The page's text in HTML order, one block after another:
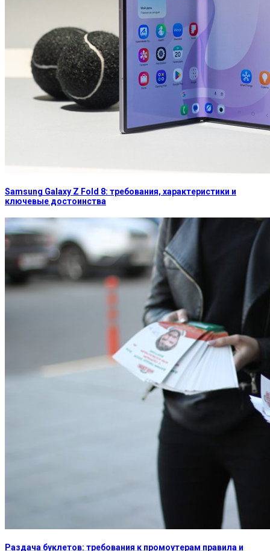
Samsung Galaxy Z Fold 8: требования, характеристики и
ключевые достоинства
Раздача буклетов: требования к промоутерам правила и